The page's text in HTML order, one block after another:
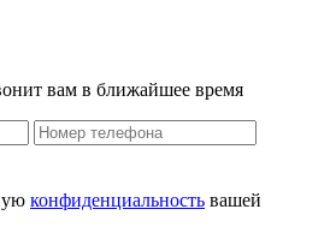
вам в ближайшее время
конфиденциальность вашей